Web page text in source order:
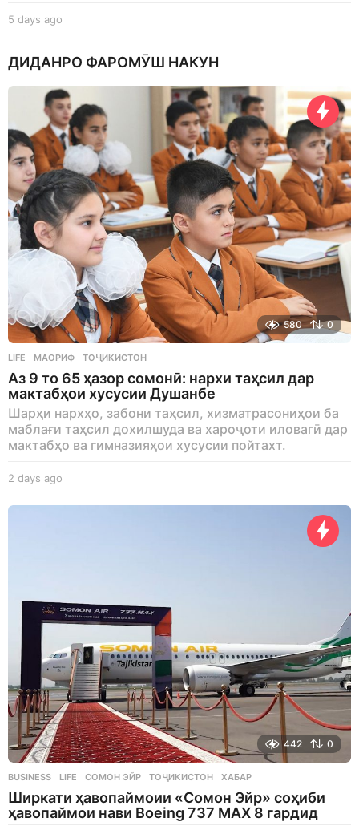
5 days ago
y
a
g
o
ДИДАНРО ФАРОМӮШ НАКУН
580 0
LIFE МАОРИФ ,ТОҶИКИСТОН
Аз 9 то 65 ҳазор сомонӣ: нархи таҳсил дар
мактабҳои хусусии Душанбе
Шарҳи нархҳо, забони таҳсил, хизматрасониҳои ба
маблағи таҳсил дохилшуда ва хароҷоти иловагӣ дар
мактабҳо ва гимназияҳои хусусии пойтахт.
2 days ago
a
442 0
BUSINESS ,LIFE СОМОН ЭЙР ,ТОҶИКИСТОН ,ХАБАР
Ширкати ҳавопаймоии «Сомон Эйр» соҳиби
ҳавопаймои нави Boeing 737 MAX 8 гардид